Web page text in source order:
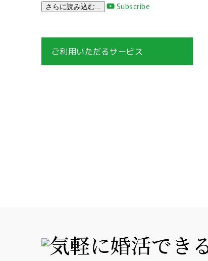
さらに読み込む... Subscribe
ご利用いただるサービス